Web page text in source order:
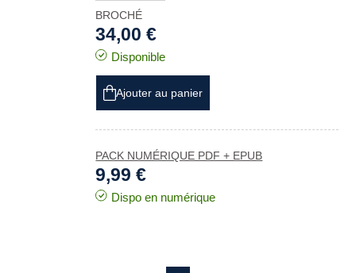
BROCHÉ
34,00 €
Disponible
Ajouter au panier
PACK NUMÉRIQUE PDF + EPUB
9,99 €
Dispo en numérique